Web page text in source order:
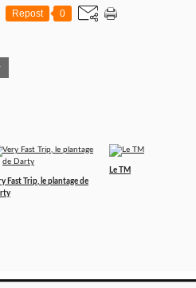
Repost 0
Fast Trip, le plantage de
Le TM